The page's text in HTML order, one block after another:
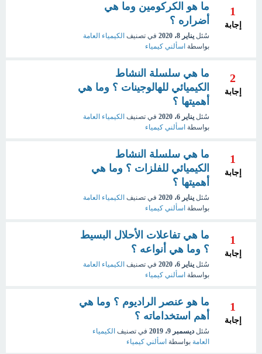
1
إجابة
ما هو الكركومين وما هي
أضراره ؟
سُئل يناير 8، 2020 في تصنيف الكيمياء العامة
بواسطة اسألني كيمياء
2
إجابة
ما هي سلسلة النشاط
الكيميائي للهالوجينات ؟ وما هي
أهميتها ؟
سُئل يناير 6، 2020 في تصنيف الكيمياء العامة
بواسطة اسألني كيمياء
1
إجابة
ما هي سلسلة النشاط
الكيميائي للفلزات ؟ وما هي
أهميتها ؟
سُئل يناير 6، 2020 في تصنيف الكيمياء العامة
بواسطة اسألني كيمياء
1
إجابة
ما هي تفاعلات الأحلال البسيط
؟ وما هي أنواعه ؟
سُئل يناير 6، 2020 في تصنيف الكيمياء العامة
بواسطة اسألني كيمياء
1
إجابة
ما هو عنصر الراديوم ؟ وما هي
أهم استخداماته ؟
سُئل ديسمبر 9، 2019 في تصنيف الكيمياء
العامة بواسطة اسألني كيمياء